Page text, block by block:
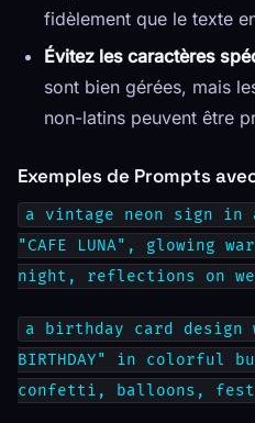
fidèlement que le texte
Évitez les caractères
sont bien gérées, mais
non-latins peuvent être
Exemples de Prompts
a vintage neon sign
"CAFE LUNA", glowing
night, reflections on
a birthday card design
BIRTHDAY" in colorful
confetti, balloons,